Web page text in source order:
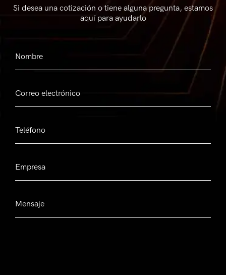
Si desea una cotización o tiene alguna pregunta, estamos
aquí para ayudarlo